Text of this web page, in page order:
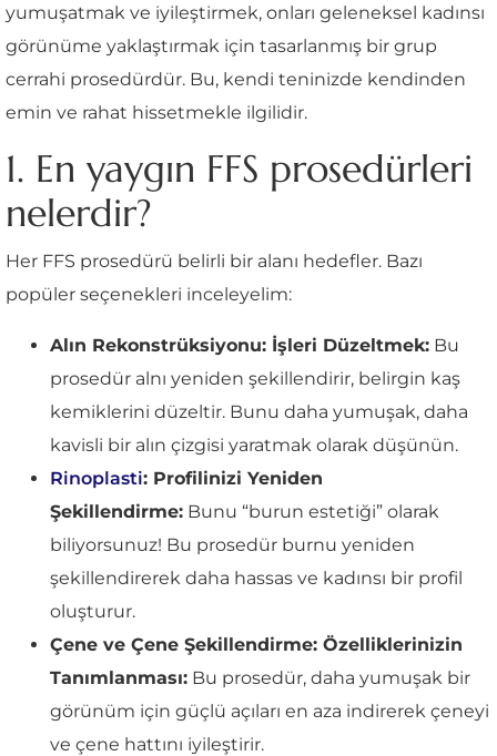
yumuşatmak ve iyileştirmek, onları geleneksel kadınsı
görünüme yaklaştırmak için tasarlanmış bir grup
cerrahi prosedürdür. Bu, kendi teninizde kendinden
emin ve rahat hissetmekle ilgilidir.
1. En yaygın FFS prosedürleri
nelerdir?
Her FFS prosedürü belirli bir alanı hedefler. Bazı
popüler seçenekleri inceleyelim:
Alın Rekonstrüksiyonu: İşleri Düzeltmek: Bu
prosedür alnı yeniden şekillendirir, belirgin kaş
kemiklerini düzeltir. Bunu daha yumuşak, daha
kavisli bir alın çizgisi yaratmak olarak düşünün.
Rinoplasti: Profilinizi Yeniden
Şekillendirme: Bunu “burun estetiği” olarak
biliyorsunuz! Bu prosedür burnu yeniden
şekillendirerek daha hassas ve kadınsı bir profil
oluşturur.
Çene ve Çene Şekillendirme: Özelliklerinizin
Tanımlanması: Bu prosedür, daha yumuşak bir
görünüm için güçlü açıları en aza indirerek çeneyi
ve çene hattını iyileştirir.